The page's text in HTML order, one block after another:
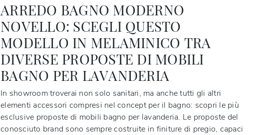
ARREDO BAGNO MODERNO
NOVELLO: SCEGLI QUESTO
MODELLO IN MELAMINICO TRA
DIVERSE PROPOSTE DI MOBILI
BAGNO PER LAVANDERIA
In showroom troverai non solo sanitari, ma anche tutti gli altri
elementi accessori compresi nel concept per il bagno: scopri le più
esclusive proposte di mobili bagno per lavanderia. Le proposte del
conosciuto brand sono sempre costruite in finiture di pregio, capaci